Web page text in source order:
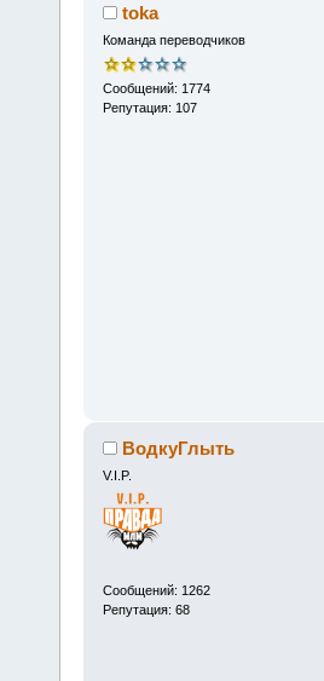
toka
Команда переводчиков
Сообщений: 1774
Репутация: 107
ВодкуГлыть
V.I.P.
Сообщений: 1262
Репутация: 68